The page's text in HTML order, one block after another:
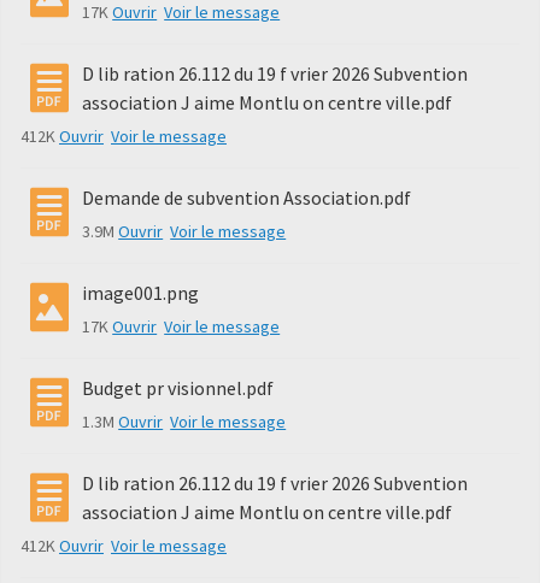
17KOuvrir Voir le message
D lib ration 26.112 du 19 f vrier 2026 Subvention
association J aime Montlu on centre ville.pdf
412KOuvrir Voir le message
Demande de subvention Association.pdf
3.9MOuvrir Voir le message
image001.png
17KOuvrir Voir le message
Budget pr visionnel.pdf
1.3MOuvrir Voir le message
D lib ration 26.112 du 19 f vrier 2026 Subvention
association J aime Montlu on centre ville.pdf
412KOuvrir Voir le message